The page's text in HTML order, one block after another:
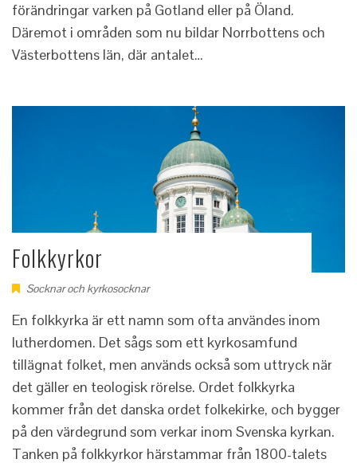
förändringar varken på Gotland eller på Öland.
Däremot i områden som nu bildar Norrbottens och
Västerbottens län, där antalet…
Folkkyrkor
Socknar och kyrkosocknar
En folkkyrka är ett namn som ofta användes inom
lutherdomen. Det sågs som ett kyrkosamfund
tillägnat folket, men används också som uttryck när
det gäller en teologisk rörelse. Ordet folkkyrka
kommer från det danska ordet folkekirke, och bygger
på den värdegrund som verkar inom Svenska kyrkan.
Tanken på folkkyrkor härstammar från 1800-talets